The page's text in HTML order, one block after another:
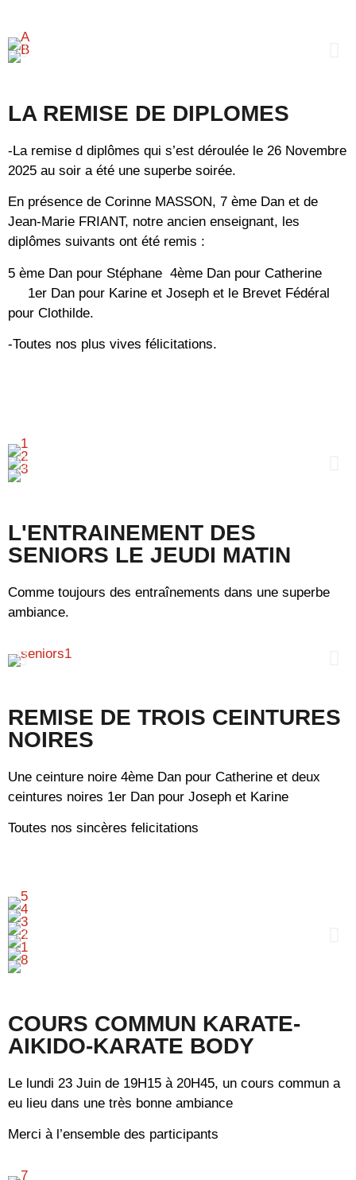
LA REMISE DE DIPLOMES
-La remise d diplômes qui s’est déroulée le 26 Novembre
2025 au soir a été une superbe soirée.
En présence de Corinne MASSON, 7 ème Dan et de
Jean-Marie FRIANT, notre ancien enseignant, les
diplômes suivants ont été remis :
5 ème Dan pour Stéphane 4ème Dan pour Catherine
1er Dan pour Karine et Joseph et le Brevet Fédéral
pour Clothilde.
-Toutes nos plus vives félicitations.
L'ENTRAINEMENT DES
SENIORS LE JEUDI MATIN
Comme toujours des entraînements dans une superbe
ambiance.
REMISE DE TROIS CEINTURES
NOIRES
Une ceinture noire 4ème Dan pour Catherine et deux
ceintures noires 1er Dan pour Joseph et Karine
Toutes nos sincères felicitations
COURS COMMUN KARATE-
AIKIDO-KARATE BODY
Le lundi 23 Juin de 19H15 à 20H45, un cours commun a
eu lieu dans une très bonne ambiance
Merci à l’ensemble des participants